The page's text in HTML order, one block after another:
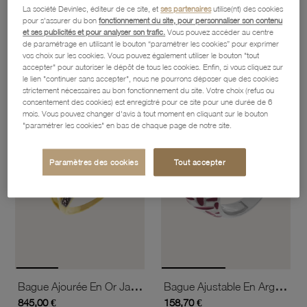
Bague 2 Ors, Diamants
1 990,70 €
Bague 3 Ors
332,40 €
favorite_borderAjouter à vos favoris
Bague Ajourée En Or Jaune Rhodié, Diamants Et Diamants Bruns
845,00 €
favorite_border
Bague Ajustable En Argent Rhodié Et Laque
158,70 €
La société Devinlec, éditeur de ce site, etses partenairesutilise(nt) des cookies
pour s'assurer du bonfonctionnement du site, pour personnaliser son contenu
et ses publicités et pour analyser son trafic. Vous pouvez accéder au centre
de paramétrage en utilisant le bouton “paramétrer les cookies” pour exprimer
vos choix sur les cookies. Vous pouvez également utiliser le bouton "tout
accepter" pour autoriser le dépôt de tous les cookies. Enfin, si vous cliquez sur
le lien "continuer sans accepter", nous ne pourrons déposer que des cookies
strictement nécessaires au bon fonctionnement du site. Votre choix (refus ou
consentement des cookies) est enregistré pour ce site pour une durée de 6
mois. Vous pouvez changer d'avis à tout moment en cliquant sur le bouton
"paramétrer les cookies" en bas de chaque page de notre site.
Paramètres des cookies Tout accepter